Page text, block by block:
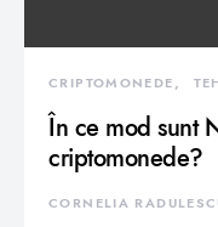
CRIPTOMONEDE
În ce mod sunt
criptomonede?
CORNELIA